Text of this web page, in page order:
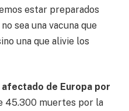
estar preparados
sea una vacuna que
una que alivie los
afectado de Europa por
45.300 muertes por la